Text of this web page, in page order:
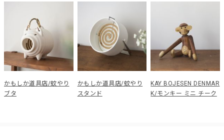
かもしか道具店/蚊やり
ブタ
かもしか道具店/蚊やり
スタンド
KAY BOJESEN DENMAR
K/モンキー ミニ チーク